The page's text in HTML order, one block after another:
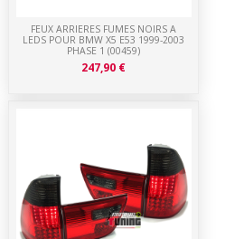
FEUX ARRIERES FUMES NOIRS A
LEDS POUR BMW X5 E53 1999-2003
PHASE 1 (00459)
247,90 €